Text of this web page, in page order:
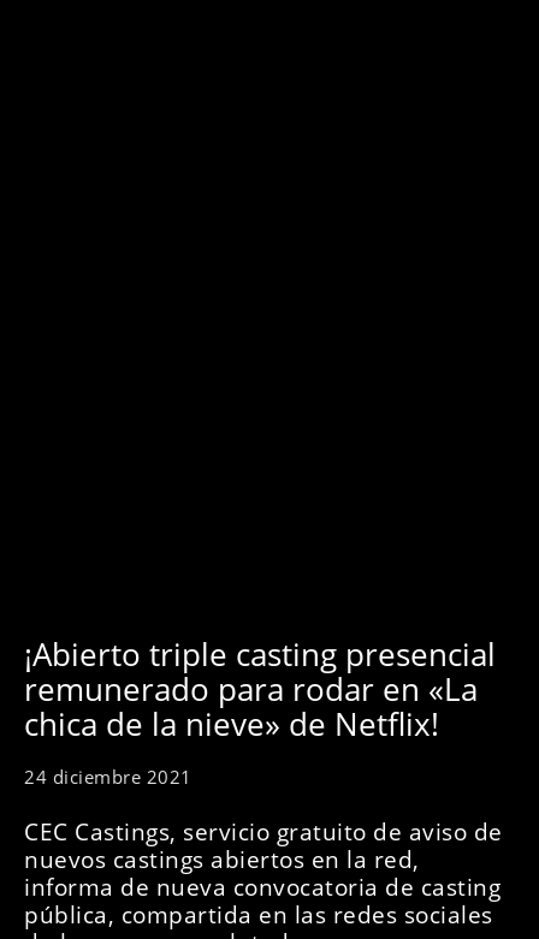
¡Abierto triple casting presencial
remunerado para rodar en «La
chica de la nieve» de Netflix!
24 diciembre 2021
CEC Castings, servicio gratuito de aviso de
nuevos castings abiertos en la red,
informa de nueva convocatoria de casting
pública, compartida en las redes sociales